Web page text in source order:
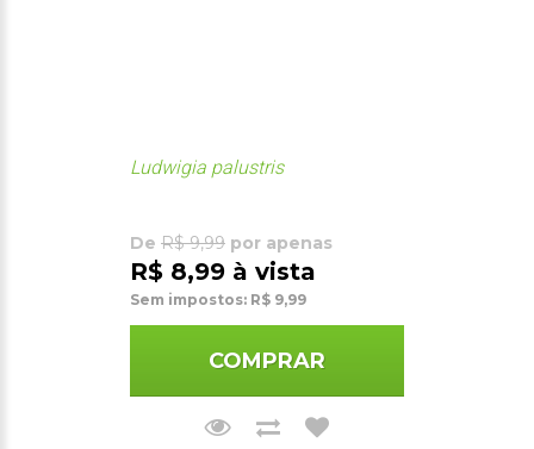
Ludwigia palustris
De R$ 9,99 por apenas
R$ 8,99 à vista
Sem impostos: R$ 9,99
COMPRAR